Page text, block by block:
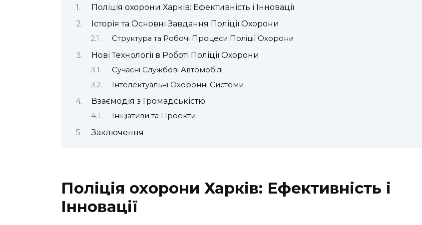
Поліція охорони Харків: Ефективність і Інновації
Історія та Основні Завдання Поліції Охорони
Структура та Робочі Процеси Поліції Охорони
Нові Технології в Роботі Поліції Охорони
Сучасні Службові Автомобілі
Інтелектуальні Охоронні Системи
Взаємодія з Громадськістю
Ініціативи та Проекти
Заключення
Поліція охорони Харків: Ефективність і
Інновації